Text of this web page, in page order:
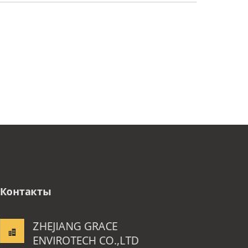
Контакты
ZHEJIANG GRACE
ENVIROTECH CO.,LTD